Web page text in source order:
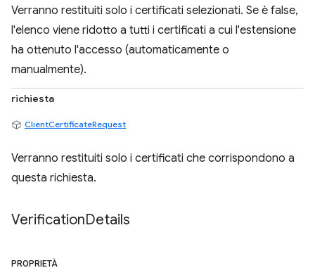
Verranno restituiti solo i certificati selezionati. Se è false,
l'elenco viene ridotto a tutti i certificati a cui l'estensione
ha ottenuto l'accesso (automaticamente o
manualmente).
richiesta
ClientCertificateRequest
Verranno restituiti solo i certificati che corrispondono a
questa richiesta.
VerificationDetails
PROPRIETÀ